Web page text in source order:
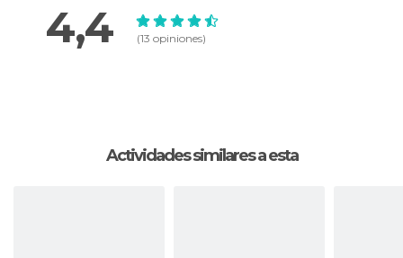
4,4 (13 opiniones)
Actividades similares a esta